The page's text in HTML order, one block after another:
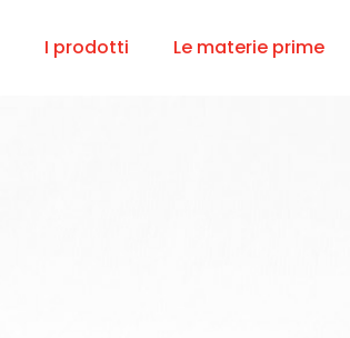
I prodotti Le materie prime